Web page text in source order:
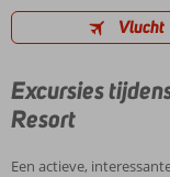
Vlucht
Excursies
Resort
Een actieve,